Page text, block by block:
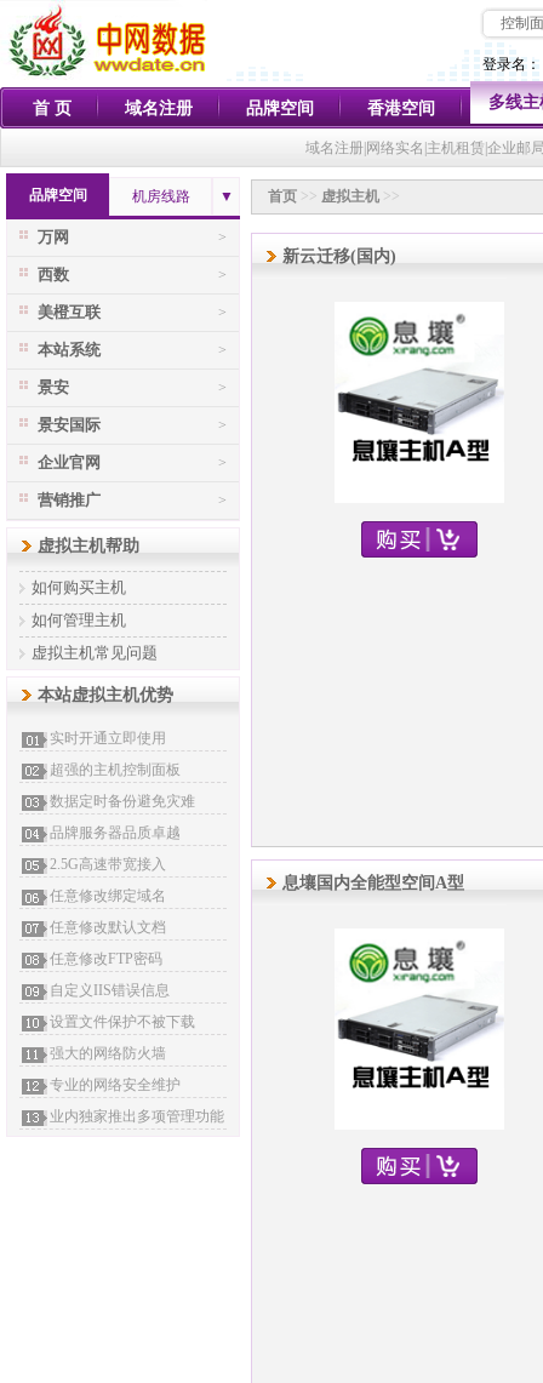
控制
登录名：
首 页 域名注册 品牌空间 香港空间 多线主
域名注册|网络实名|主机租赁|企业邮
品牌空间 机房线路 ▼
>
万网
>
西数
>
美橙互联
>
本站系统
>
景安
>
景安国际
>
企业官网
>
营销推广
虚拟主机帮助
如何购买主机
如何管理主机
虚拟主机常见问题
本站虚拟主机优势
实时开通立即使用
超强的主机控制面板
数据定时备份避免灾难
品牌服务器品质卓越
2.5G高速带宽接入
任意修改绑定域名
任意修改默认文档
任意修改FTP密码
自定义IIS错误信息
设置文件保护不被下载
强大的网络防火墙
专业的网络安全维护
业内独家推出多项管理功能
首页 >> 虚拟主机 >>
新云迁移(国内)
息壤国内全能型空间A型